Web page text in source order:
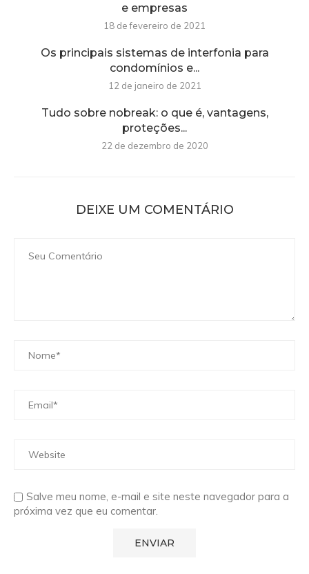
e empresas
18 de fevereiro de 2021
Os principais sistemas de interfonia para
condomínios e...
12 de janeiro de 2021
Tudo sobre nobreak: o que é, vantagens,
proteções...
22 de dezembro de 2020
DEIXE UM COMENTÁRIO
Salve meu nome, e-mail e site neste navegador para a
próxima vez que eu comentar.